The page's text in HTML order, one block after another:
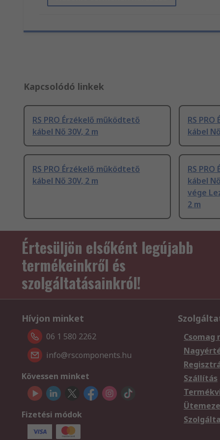
Kapcsolódó linkek
RS PRO Érzékelő működtető
kábel Nő 30V, 2 m
RS
kábel
RS PRO Érzékelő működtető
kábel Nő 30V, 2 m
RS
kábel
vége
2 m
Értesüljön elsőként legújabb
termékeinkről és
szolgáltatásainkról!
Hívjon minket
06 1 580 2262
info@rscomponents.hu
Kövessen minket
Fizetési módok
Csomag
Szállítás